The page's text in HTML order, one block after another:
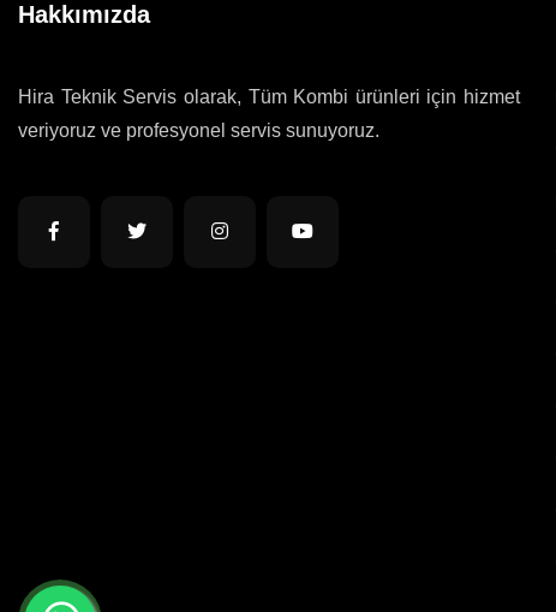
Hakkımızda
Hira Teknik Servis olarak, Tüm Kombi ürünleri için hizmet
veriyoruz ve profesyonel servis sunuyoruz.